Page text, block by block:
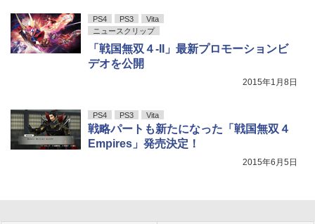
PS4 PS3
Vita
ニュースクリップ
「戦国無双４-II」最新プロモーションビ
デオを公開
2015年1月8日
PS4 PS3 Vita
戦略パートも新たになった「戦国無双４
Empires」発売決定！
2015年6月5日